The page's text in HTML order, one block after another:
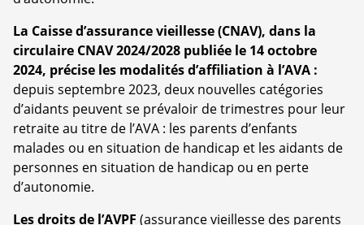
La Caisse d’assurance vieillesse (CNAV), dans la
circulaire CNAV 2024/2028 publiée le 14 octobre
2024, précise les modalités d’affiliation à l’AVA :
depuis septembre 2023, deux nouvelles catégories
d’aidants peuvent se prévaloir de trimestres pour leur
retraite au titre de l’AVA : les parents d’enfants
malades ou en situation de handicap et les aidants de
personnes en situation de handicap ou en perte
d’autonomie.
Les droits de l’AVPF (assurance vieillesse des parents